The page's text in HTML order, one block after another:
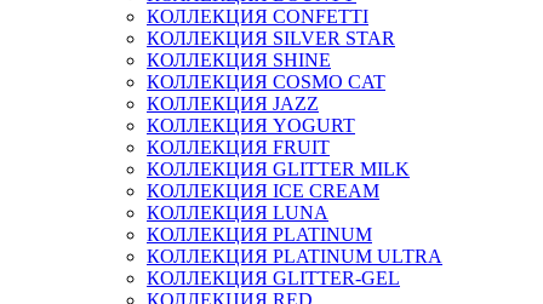
КОЛЛЕКЦИЯ CONFETTI
КОЛЛЕКЦИЯ SILVER STAR
КОЛЛЕКЦИЯ SHINE
КОЛЛЕКЦИЯ COSMO CAT
КОЛЛЕКЦИЯ JAZZ
КОЛЛЕКЦИЯ YOGURT
КОЛЛЕКЦИЯ FRUIT
КОЛЛЕКЦИЯ GLITTER MILK
КОЛЛЕКЦИЯ ICE CREAM
КОЛЛЕКЦИЯ LUNA
КОЛЛЕКЦИЯ PLATINUM
КОЛЛЕКЦИЯ PLATINUM ULTRA
КОЛЛЕКЦИЯ GLITTER-GEL
КОЛЛЕКЦИЯ RED